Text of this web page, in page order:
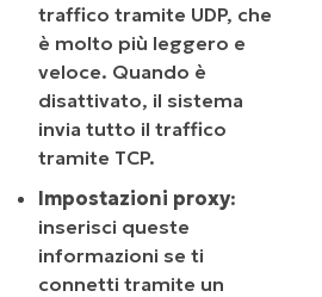
traffico tramite UDP, che
è molto più leggero e
veloce. Quando è
disattivato, il sistema
invia tutto il traffico
tramite TCP.
Impostazioni proxy:
inserisci queste
informazioni se ti
connetti tramite un